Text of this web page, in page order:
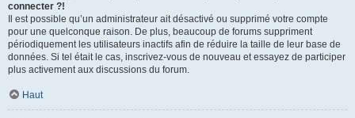
connecter ?!
Il est possible qu’un administrateur ait désactivé ou supprimé votre compte
pour une quelconque raison. De plus, beaucoup de forums suppriment
périodiquement les utilisateurs inactifs afin de réduire la taille de leur base de
données. Si tel était le cas, inscrivez-vous de nouveau et essayez de participer
plus activement aux discussions du forum.
Haut